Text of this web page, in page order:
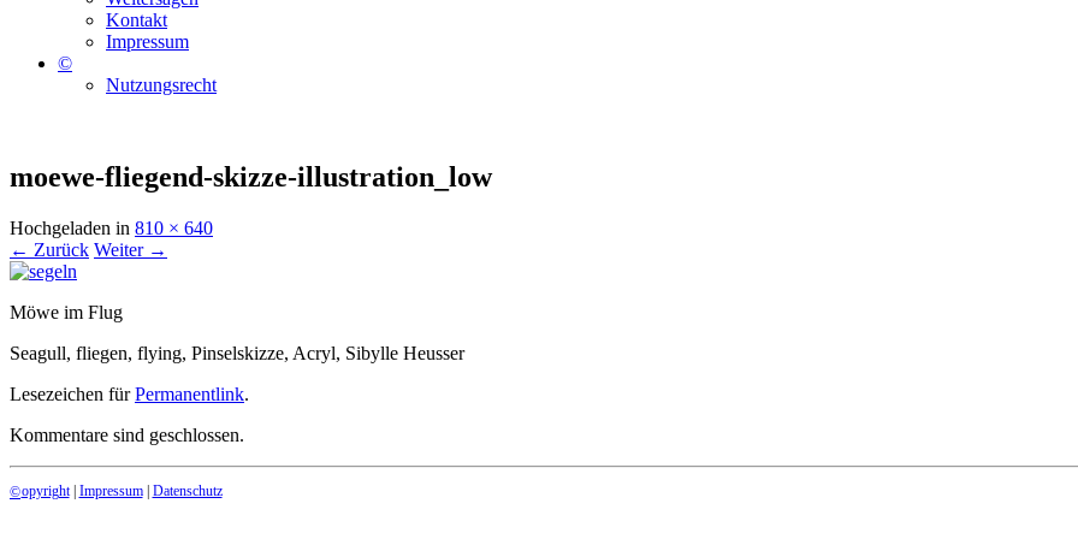
Kontakt
Impressum
©
Nutzungsrecht
moewe-fliegend-skizze-illustration_low
Hochgeladen in 810 × 640
← Zurück Weiter →
Möwe im Flug
Seagull, fliegen, flying, Pinselskizze, Acryl, Sibylle Heusser
Lesezeichen fürPermanentlink.
Kommentare sind geschlossen.
©opyright| Impressum| Datenschutz